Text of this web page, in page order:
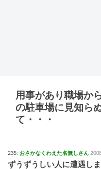
用事があり職場か
の駐車場に見知ら
て・・・
235: おさかなくわえた名無しさん
ずうずうしい人に遭遇しま